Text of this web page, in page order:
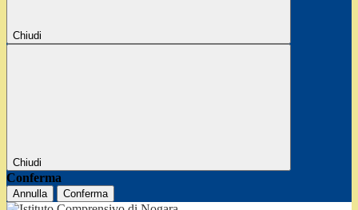
Chiudi
Chiudi
Conferma
Annulla Conferma